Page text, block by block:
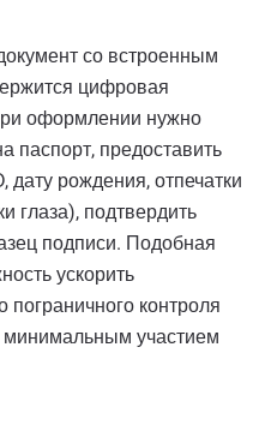
со встроенным
цифровая
оформлении нужно
паспорт, предоставить
рождения, отпечатки
глаза), подтвердить
подписи. Подобная
ускорить
контроля
минимальным участием